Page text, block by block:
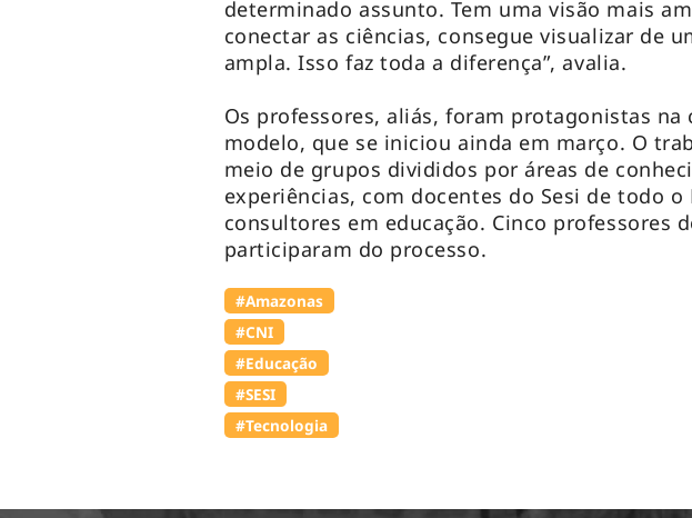
determinado assunto. Tem uma visão mais
conectar as ciências, consegue visualizar de
ampla. Isso faz toda a diferença”, avalia.
Os professores, aliás, foram protagonistas na
modelo, que se iniciou ainda em março. O
meio de grupos divididos por áreas de
experiências, com docentes do Sesi de todo
consultores em educação. Cinco professores
participaram do processo.
#Amazonas
#CNI
#Educação
#SESI
#Tecnologia